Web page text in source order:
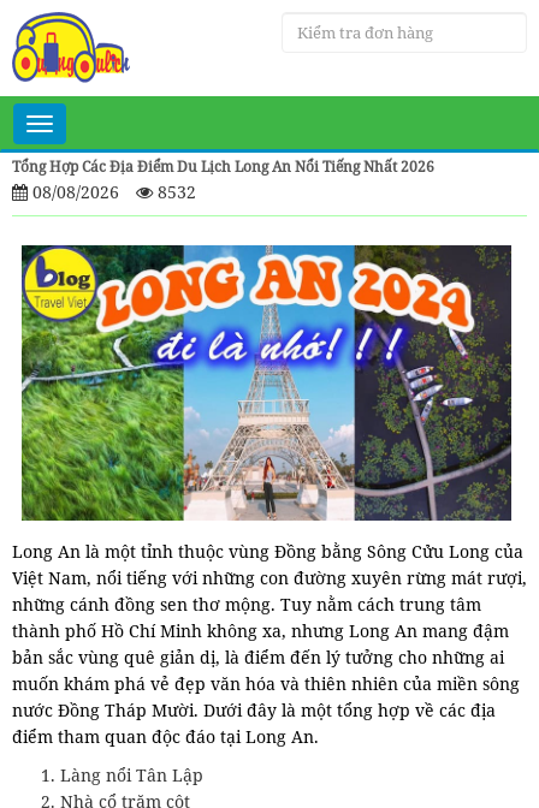
Toggle
navigation
Tổng Hợp Các Địa Điểm Du Lịch Long An Nổi Tiếng Nhất 2026
08/08/2026 8532
Long An là một tỉnh thuộc vùng Đồng bằng Sông Cửu Long của
Việt Nam, nổi tiếng với những con đường xuyên rừng mát rượi,
những cánh đồng sen thơ mộng. Tuy nằm cách trung tâm
thành phố Hồ Chí Minh không xa, nhưng Long An mang đậm
bản sắc vùng quê giản dị, là điểm đến lý tưởng cho những ai
muốn khám phá vẻ đẹp văn hóa và thiên nhiên của miền sông
nước Đồng Tháp Mười. Dưới đây là một tổng hợp về các địa
điểm tham quan độc đáo tại Long An.
Làng nổi Tân Lập
Nhà cổ trăm cột